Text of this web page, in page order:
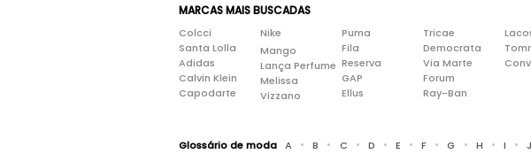
MARCAS MAIS BUSCADAS
Colcci
Santa Lolla
Adidas
Calvin Klein
Capodarte
Nike
Mango
Lança Perfume
Melissa
Vizzano
Puma
Fila
Reserva
GAP
Ellus
Tricae
Democrata
Via Marte
Forum
Ray-Ban
Glossário de moda A • B • C • D • E • F • G • H • I • J